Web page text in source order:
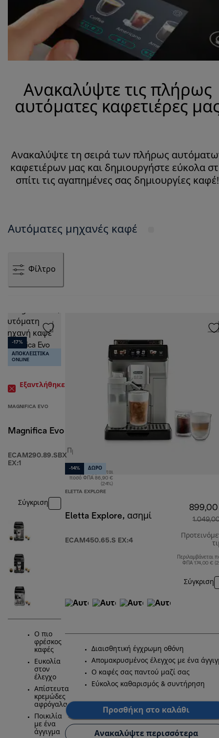
Ανακαλύψτε τις πλήρως
αυτόματες καφετιέρες
Ανακαλύψτε τη σειρά των πλήρως
καφετιέρων μας και δημιουργήστε εύκολα
σπίτι τις αγαπημένες σας δημιουργίες καφέ!
Αυτόματες μηχανές καφέ
Φίλτρο
-17%
ΑΠΟΚΛΕΙΣΤΙΚA
ONLINE
Εξαντλήθηκε
MAGNIFICA EVO
Magnifica Evo
ECAM290.89.SBX
EX:1
449,00 €
Προτεινόμενη
αρχική τιμή 539,00 €
Περιλαμβάνεται
ποσό ΦΠΑ 86,90 €
(24%)
Σύγκριση
Ο πιο
φρέσκος
καφές
Ευκολία
στον
έλεγχο
Απίστευτα
κρεμώδες
αφρόγαλα
Ποικιλία
με ένα
άγγιγμα
-14% ΔΩΡΟ
ELETTA EXPLORE
Eletta Explore, ασημί
ECAM450.65.S EX:4
Περιλαμβάνεται
ΦΠΑ 174,00 €
Σύγκριση
Διαισθητική έγχρωμη οθόνη
Απομακρυσμένος έλεγχος με ένα
Ο καφές σας παντού μαζί σας
Εύκολος καθαρισμός & συντήρηση
Προσθήκη στο καλάθι
Ανακαλύψτε περισσότερα